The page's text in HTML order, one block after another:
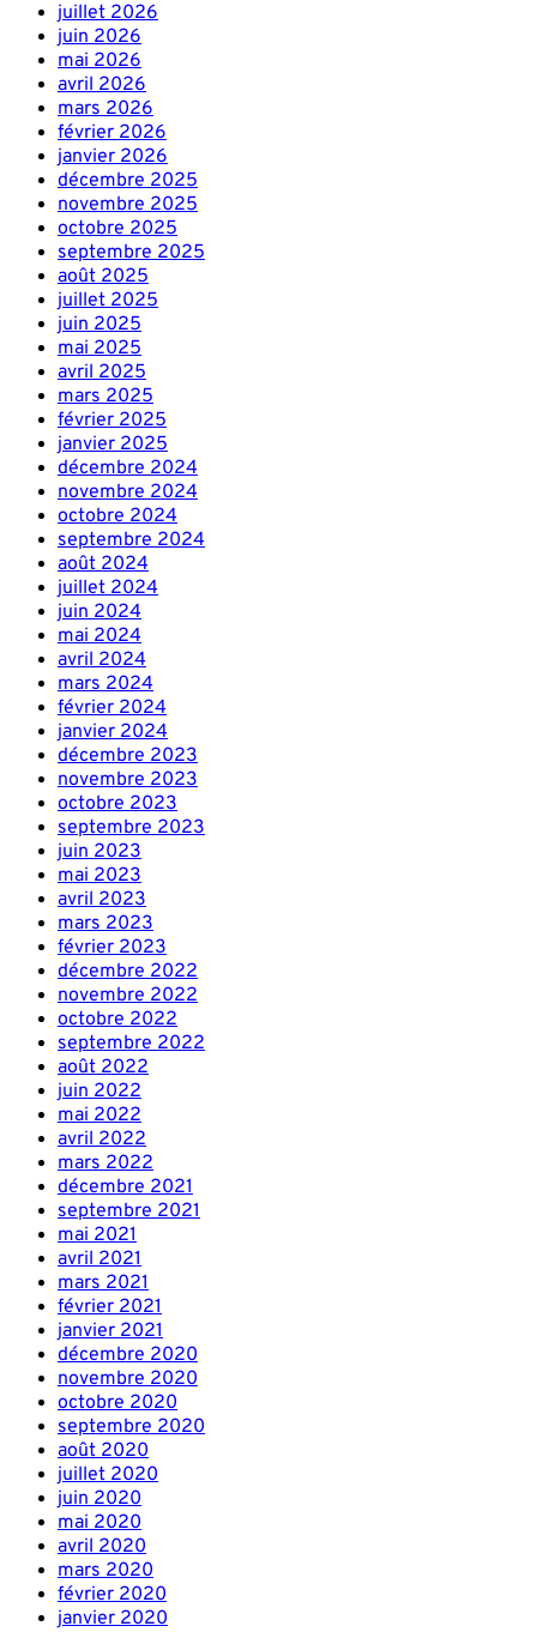
juillet 2026
juin 2026
mai 2026
avril 2026
mars 2026
février 2026
janvier 2026
décembre 2025
novembre 2025
octobre 2025
septembre 2025
août 2025
juillet 2025
juin 2025
mai 2025
avril 2025
mars 2025
février 2025
janvier 2025
décembre 2024
novembre 2024
octobre 2024
septembre 2024
août 2024
juillet 2024
juin 2024
mai 2024
avril 2024
mars 2024
février 2024
janvier 2024
décembre 2023
novembre 2023
octobre 2023
septembre 2023
juin 2023
mai 2023
avril 2023
mars 2023
février 2023
décembre 2022
novembre 2022
octobre 2022
septembre 2022
août 2022
juin 2022
mai 2022
avril 2022
mars 2022
décembre 2021
septembre 2021
mai 2021
avril 2021
mars 2021
février 2021
janvier 2021
décembre 2020
novembre 2020
octobre 2020
septembre 2020
août 2020
juillet 2020
juin 2020
mai 2020
avril 2020
mars 2020
février 2020
janvier 2020